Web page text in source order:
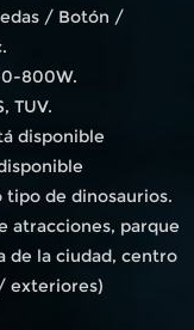
/ Botón /
800W.
TUV.
disponible
de dinosaurios.
atracciones, parque
de la ciudad, centro
exteriores)